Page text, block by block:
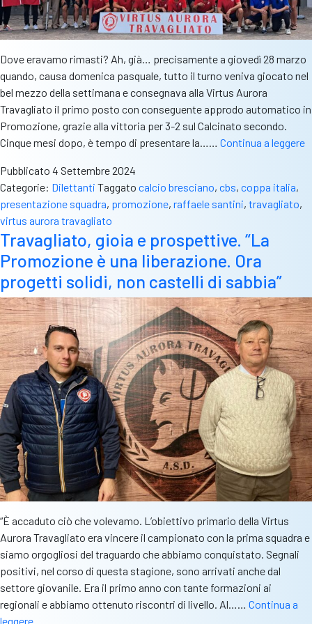
Dove eravamo rimasti? Ah, già… precisamente a giovedì 28 marzo
quando, causa domenica pasquale, tutto il turno veniva giocato nel
bel mezzo della settimana e consegnava alla Virtus Aurora
Travagliato il primo posto con conseguente approdo automatico in
Promozione, grazie alla vittoria per 3-2 sul Calcinato secondo.
Cinque mesi dopo, è tempo di presentare la…… Continua a leggere
Pubblicato 4 Settembre 2024
Categorie: Dilettanti Taggato calcio bresciano, cbs, coppa italia,
presentazione squadra, promozione, raffaele santini, travagliato,
virtus aurora travagliato
Travagliato, gioia e prospettive. “La
Promozione è una liberazione. Ora
progetti solidi, non castelli di sabbia”
“È accaduto ciò che volevamo. L’obiettivo primario della Virtus
Aurora Travagliato era vincere il campionato con la prima squadra e
siamo orgogliosi del traguardo che abbiamo conquistato. Segnali
positivi, nel corso di questa stagione, sono arrivati anche dal
settore giovanile. Era il primo anno con tante formazioni ai
regionali e abbiamo ottenuto riscontri di livello. Al…… Continua a
leggereTravagliato,